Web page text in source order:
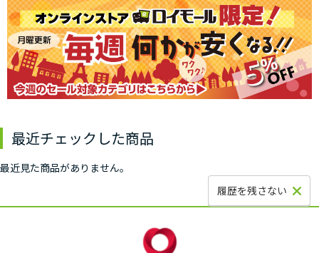
最近チェックした商品
最近見た商品がありません。
履歴を残さない